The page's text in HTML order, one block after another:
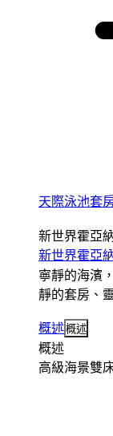
天際泳池套
新世界霍亞
新世界霍亞
寧靜的海濱
靜的套房、
概述概述
概述
高級海景雙